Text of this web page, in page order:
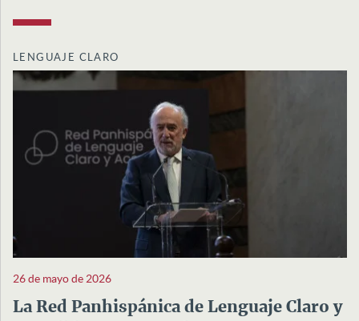
LENGUAJE CLARO
26 de mayo de 2026
La Red Panhispánica de Lenguaje Claro y